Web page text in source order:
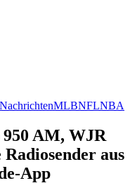
MLBNFLNBA
AM, WJR
aus
App